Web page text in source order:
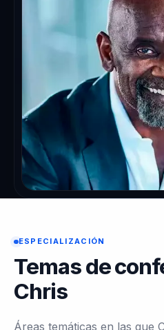
ESPECIALIZACIÓN
Temas de
Chris
Áreas temáticas en las que